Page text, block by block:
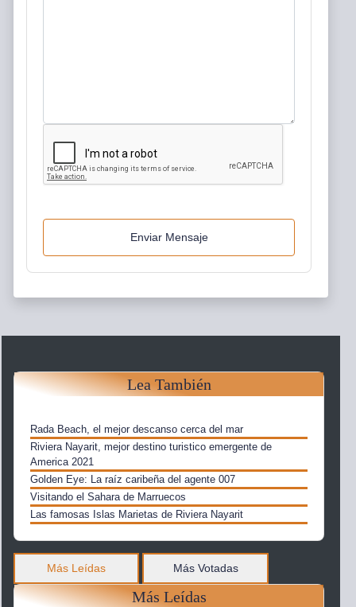
Enviar Mensaje
Lea También
Rada Beach, el mejor descanso cerca del mar
Riviera Nayarit, mejor destino turistico emergente de
America 2021
Golden Eye: La raíz caribeña del agente 007
Visitando el Sahara de Marruecos
Las famosas Islas Marietas de Riviera Nayarit
Más Leídas Más Votadas
Más Leídas